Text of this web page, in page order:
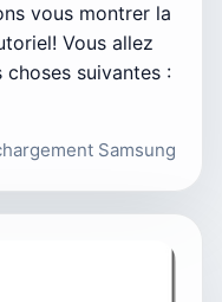
vous montrer la
Vous allez
suivantes :
Samsung